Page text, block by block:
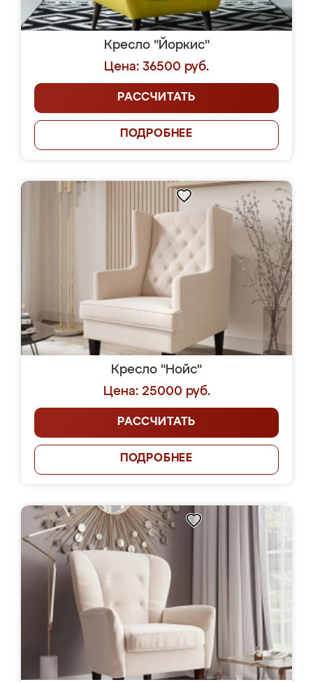
Кресло "Йоркис"
Цена: 36500 руб.
РАССЧИТАТЬ
ПОДРОБНЕЕ
Кресло "Нойс"
Цена: 25000 руб.
РАССЧИТАТЬ
ПОДРОБНЕЕ